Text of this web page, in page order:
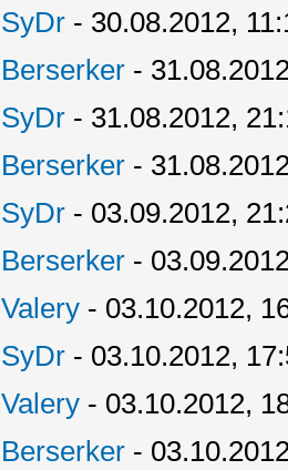
SyDr - 30.08.2012,
Berserker -
SyDr - 31.08.2012,
Berserker -
SyDr - 03.09.2012,
Berserker -
Valery - 03.10.2012,
SyDr - 03.10.2012,
Valery - 03.10.2012,
Berserker -